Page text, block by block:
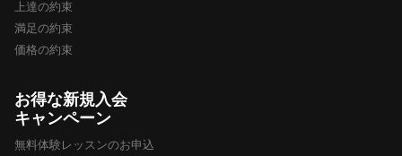
上達の約束
満足の約束
価格の約束
お得な新規入会
キャンペーン
無料体験レッスンのお申込